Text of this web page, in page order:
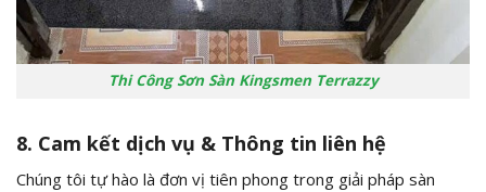
Thi Công Sơn Sàn Kingsmen Terrazzy
8. Cam kết dịch vụ & Thông tin liên hệ
Chúng tôi tự hào là đơn vị tiên phong trong giải pháp sàn